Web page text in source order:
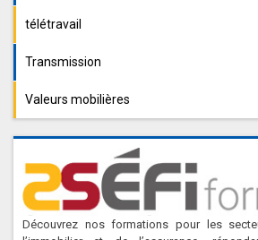
télétravail
Transmission
Valeurs mobilières
Découvrez nos formations pour les